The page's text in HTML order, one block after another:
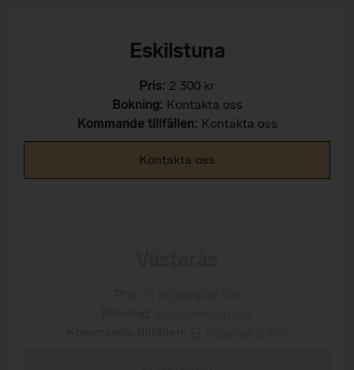
Eskilstuna
Pris: 2 300 kr
Bokning: Kontakta oss
Kommande tillfällen: Kontakta oss
Kontakta oss